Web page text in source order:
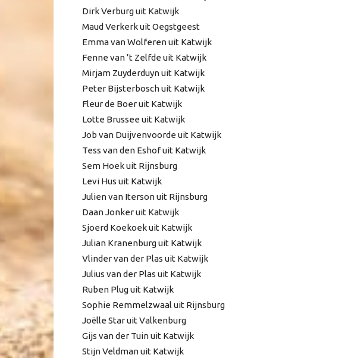
Dirk Verburg uit Katwijk
Maud Verkerk uit Oegstgeest
Emma van Wolferen uit Katwijk
Fenne van ’t Zelfde uit Katwijk
Mirjam Zuyderduyn uit Katwijk
Peter Bijsterbosch uit Katwijk
Fleur de Boer uit Katwijk
Lotte Brussee uit Katwijk
Job van Duijvenvoorde uit Katwijk
Tess van den Eshof uit Katwijk
Sem Hoek uit Rijnsburg
Levi Hus uit Katwijk
Julien van Iterson uit Rijnsburg
Daan Jonker uit Katwijk
Sjoerd Koekoek uit Katwijk
Julian Kranenburg uit Katwijk
Vlinder van der Plas uit Katwijk
Julius van der Plas uit Katwijk
Ruben Plug uit Katwijk
Sophie Remmelzwaal uit Rijnsburg
Joëlle Star uit Valkenburg
Gijs van der Tuin uit Katwijk
Stijn Veldman uit Katwijk